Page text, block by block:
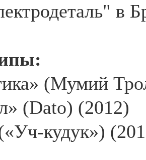
в
(Мумий
(Dato) (2012)
кудук»)